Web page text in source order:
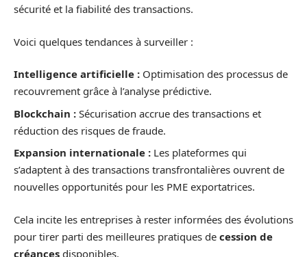
sécurité et la fiabilité des transactions.
Voici quelques tendances à surveiller :
Intelligence artificielle : Optimisation des processus de
recouvrement grâce à l’analyse prédictive.
Blockchain : Sécurisation accrue des transactions et
réduction des risques de fraude.
Expansion internationale : Les plateformes qui
s’adaptent à des transactions transfrontalières ouvrent de
nouvelles opportunités pour les PME exportatrices.
Cela incite les entreprises à rester informées des évolutions
pour tirer parti des meilleures pratiques de cession de
créances disponibles.